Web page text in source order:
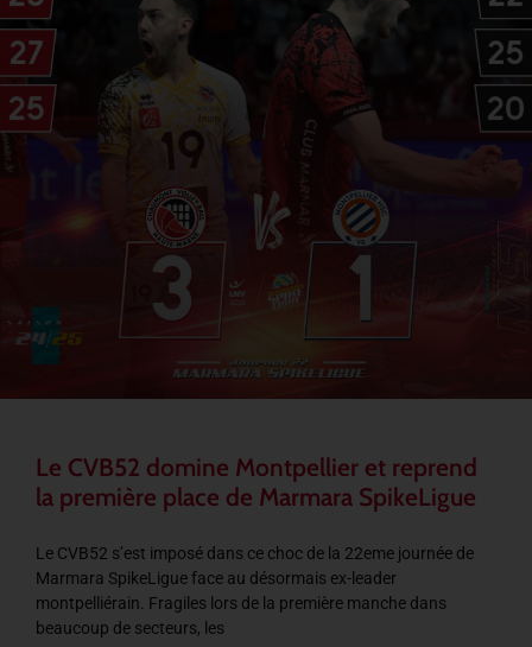
Le CVB52 domine Montpellier et reprend
la première place de Marmara SpikeLigue
Le CVB52 s’est imposé dans ce choc de la 22eme journée de
Marmara SpikeLigue face au désormais ex-leader
montpelliérain. Fragiles lors de la première manche dans
beaucoup de secteurs, les